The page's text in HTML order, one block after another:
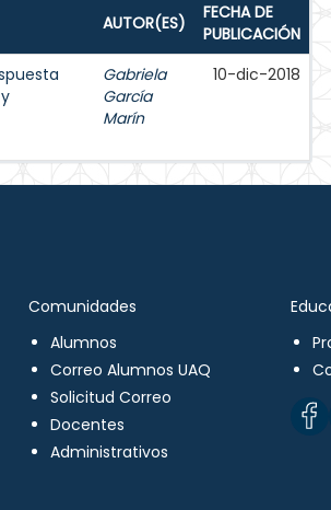
AUTOR(ES)
FECHA DE
PUBLICACIÓN
Gabriela
García
Marín
10-dic-2018
Comunidades
Alumnos
Correo Alumnos UAQ
Solicitud Correo
Docentes
Administrativos